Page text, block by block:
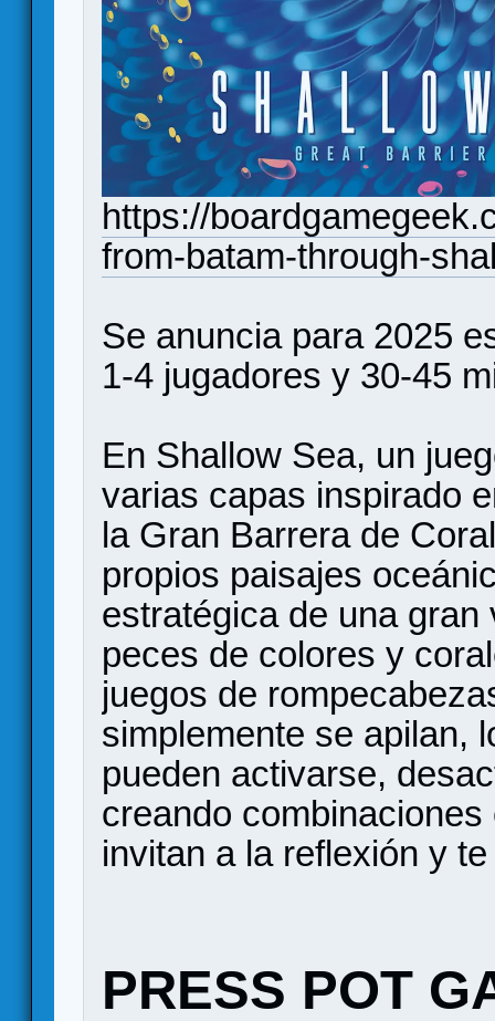
https://
from-batam-through-
Se anuncia para 2025
1-4 jugadores y 30-45
En Shallow Sea, un
varias capas inspirado
la Gran Barrera de
propios paisajes
estratégica de una
peces de colores y
juegos de
simplemente se apilan,
pueden activarse,
creando
invitan a la reflexión y
PRESS POT